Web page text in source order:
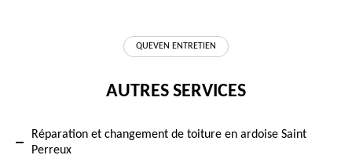
QUEVEN ENTRETIEN
AUTRES SERVICES
Réparation et changement de toiture en ardoise Saint
Perreux